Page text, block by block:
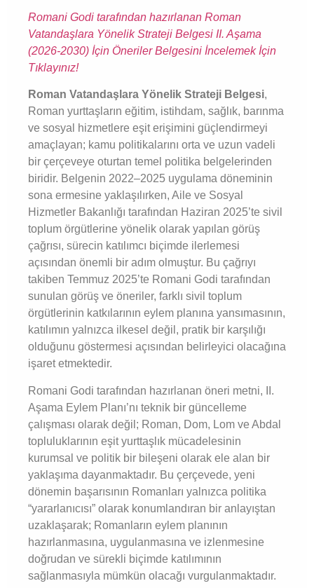
Romani Godi tarafından hazırlanan Roman
Vatandaşlara Yönelik Strateji Belgesi II. Aşama
(2026-2030) İçin Öneriler Belgesini İncelemek İçin
Tıklayınız!
Roman Vatandaşlara Yönelik Strateji Belgesi,
Roman yurttaşların eğitim, istihdam, sağlık, barınma
ve sosyal hizmetlere eşit erişimini güçlendirmeyi
amaçlayan; kamu politikalarını orta ve uzun vadeli
bir çerçeveye oturtan temel politika belgelerinden
biridir. Belgenin 2022–2025 uygulama döneminin
sona ermesine yaklaşılırken, Aile ve Sosyal
Hizmetler Bakanlığı tarafından Haziran 2025’te sivil
toplum örgütlerine yönelik olarak yapılan görüş
çağrısı, sürecin katılımcı biçimde ilerlemesi
açısından önemli bir adım olmuştur. Bu çağrıyı
takiben Temmuz 2025’te Romani Godi tarafından
sunulan görüş ve öneriler, farklı sivil toplum
örgütlerinin katkılarının eylem planına yansımasının,
katılımın yalnızca ilkesel değil, pratik bir karşılığı
olduğunu göstermesi açısından belirleyici olacağına
işaret etmektedir.
Romani Godi tarafından hazırlanan öneri metni, II.
Aşama Eylem Planı’nı teknik bir güncelleme
çalışması olarak değil; Roman, Dom, Lom ve Abdal
topluluklarının eşit yurttaşlık mücadelesinin
kurumsal ve politik bir bileşeni olarak ele alan bir
yaklaşıma dayanmaktadır. Bu çerçevede, yeni
dönemin başarısının Romanları yalnızca politika
“yararlanıcısı” olarak konumlandıran bir anlayıştan
uzaklaşarak; Romanların eylem planının
hazırlanmasına, uygulanmasına ve izlenmesine
doğrudan ve sürekli biçimde katılımının
sağlanmasıyla mümkün olacağı vurgulanmaktadır.